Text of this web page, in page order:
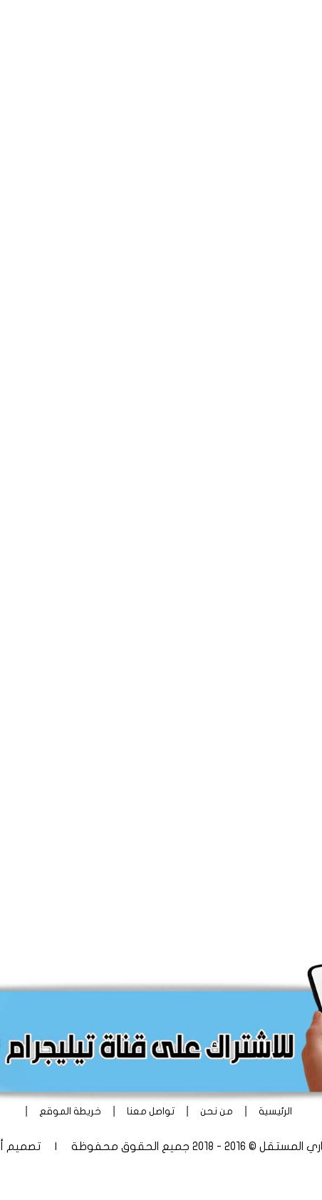
الرئيسية من نحن تواصل معنا خريطة الموقع
2018 جميع الحقوق محفوظة | تصميم